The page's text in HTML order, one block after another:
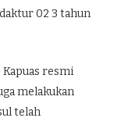
02 3 tahun
Kapuas resmi
melakukan
telah